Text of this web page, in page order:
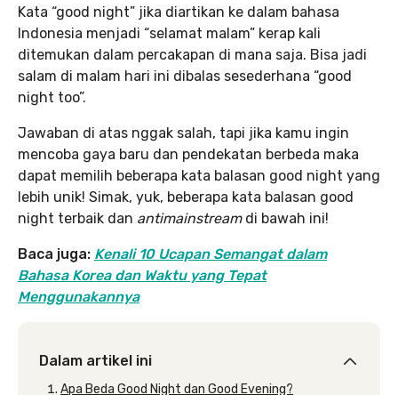
Kata “good night” jika diartikan ke dalam bahasa
Indonesia menjadi “selamat malam” kerap kali
ditemukan dalam percakapan di mana saja. Bisa jadi
salam di malam hari ini dibalas sesederhana “good
night too”.
Jawaban di atas nggak salah, tapi jika kamu ingin
mencoba gaya baru dan pendekatan berbeda maka
dapat memilih beberapa kata balasan good night yang
lebih unik! Simak, yuk, beberapa kata balasan good
night terbaik dan antimainstreamdi bawah ini!
Baca juga: Kenali 10 Ucapan Semangat dalam
Bahasa Korea dan Waktu yang Tepat
Menggunakannya
Dalam artikel ini
Apa Beda Good Night dan Good Evening?